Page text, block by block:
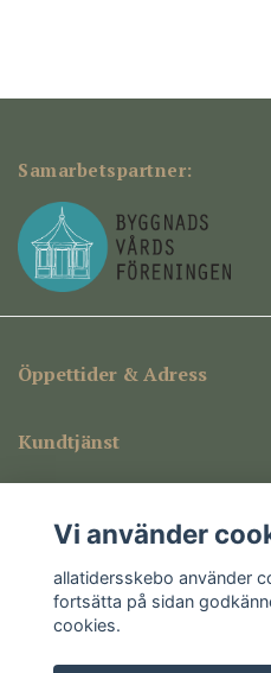
Samarbetspartner:
Öppettider & Adress
Kundtjänst
Sociala medier
Vi använder
allatidersskebo använder
fortsätta på sidan
cookies.